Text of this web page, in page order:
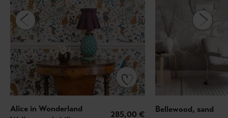
Alice in Wonderland
285,00 €
Bellewood, sand